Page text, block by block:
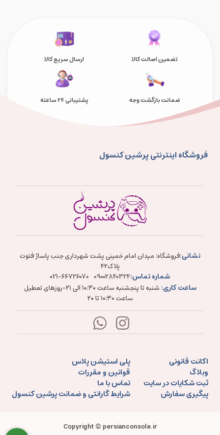
تضمین اصالت کالا ارسال سریع کالا
ضمانت بازگشت وجه پشتیبانی 24 ساعته
فروشگاه اینترنتی پرشین کنسول
نشانی:فروشگاه: میدان امام خمینی پشت شهرداری جنب پاساژ فتوت
پلاک۴۲
شماره تماس:09002840324
021-66726070
ساعت کاری:
شنبه تا پنجشنبه ساعت ۱۰:۳۰ الی ۲۱-روزهای تعطیل
ساعت ۱۰:۳۰ تا ۲۰
اکانت قانونی
پلی استیشن پلاس
وبلاگ
قوانین و مقررات
ثبت شکایات در سایت
تماس با ما
پیگیری سفارش
شرایط گارانتی و ضمانت پرشین کنسول
Copyright © persianconsole.ir